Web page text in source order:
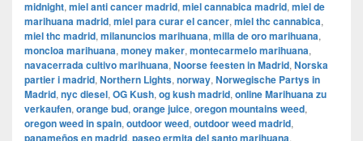
midnight, miel anti cancer madrid, miel cannabica madrid, miel de
marihuana madrid, miel para curar el cancer, miel thc cannabica,
miel thc madrid, milanuncios marihuana, milla de oro marihuana,
moncloa marihuana, money maker, montecarmelo marihuana,
navacerrada cultivo marihuana, Noorse feesten in Madrid, Norska
partier i madrid, Northern Lights, norway, Norwegische Partys in
Madrid, nyc diesel, OG Kush, og kush madrid, online Marihuana zu
verkaufen, orange bud, orange juice, oregon mountains weed,
oregon weed in spain, outdoor weed, outdoor weed madrid,
panameños en madrid, paseo ermita del santo marihuana,